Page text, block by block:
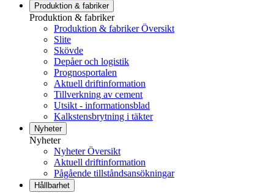
Produktion & fabriker
Produktion & fabriker
Produktion & fabriker Översikt
Slite
Skövde
Depåer och logistik
Prognosportalen
Aktuell driftinformation
Tillverkning av cement
Utsikt - informationsblad
Kalkstensbrytning i täkter
Nyheter
Nyheter
Nyheter Översikt
Aktuell driftinformation
Pågående tillståndsansökningar
Hållbarhet